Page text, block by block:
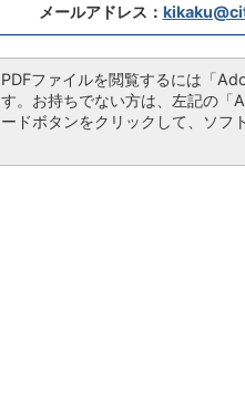
メールアドレス：
PDFファイルを閲覧するには「
す。お持ちでない方は、左記の
ードボタンをクリックして、ソフ